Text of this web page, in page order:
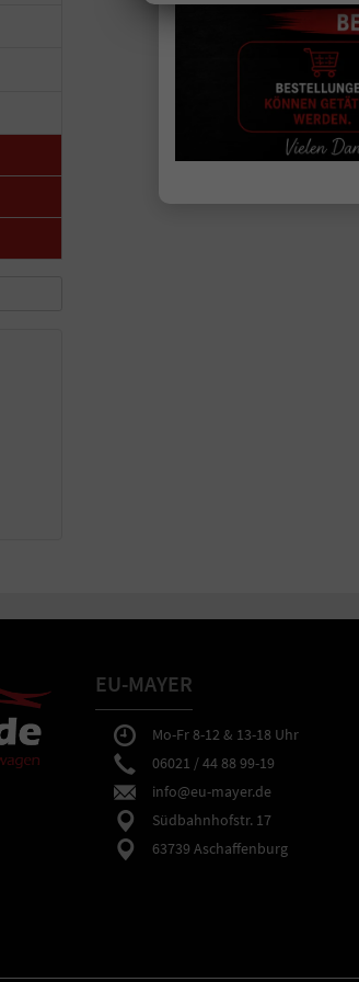
EU-MAYER
Mo-Fr 8-12 & 13-18 Uhr
06021 / 44 88 99-19
info@eu-mayer.de
Südbahnhofstr. 17
63739 Aschaffenburg